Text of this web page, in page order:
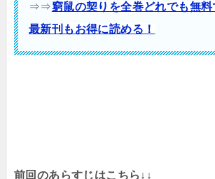
⇒⇒窮鼠の契りを全巻どれでも無料
最新刊もお得に読める！
前回のあらすじはこちら↓↓